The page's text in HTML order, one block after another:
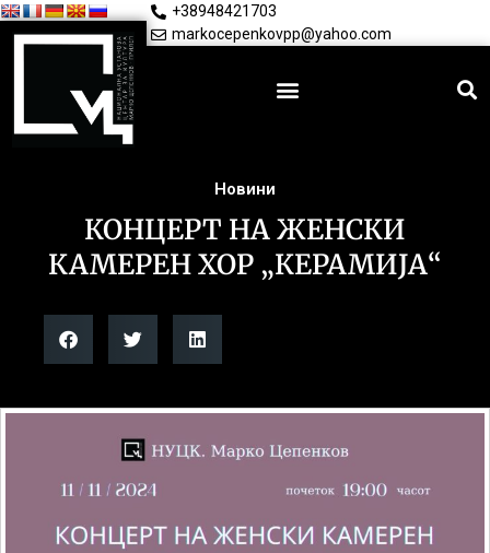
+38948421703
markocepenkovpp@yahoo.com
Новини
КОНЦЕРТ НА ЖЕНСКИ
КАМЕРЕН ХОР „КЕРАМИЈА“